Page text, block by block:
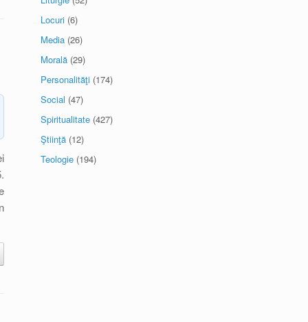
Locuri (6)
Media (26)
Morală (29)
Personalităţi (174)
Social (47)
Spiritualitate (427)
Ştiinţă (12)
Teologie (194)